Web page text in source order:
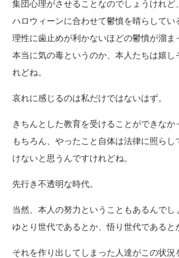
集団心理がさせることなのでしょうけれど、
ハロウィーンに合わせて鬱憤を晴らしてい
理性に歯止めが利かないほどの鬱憤が溜ま
本当に気の毒というのか、本人たちは嬉し
れどね。
哀れに感じるのは私だけではないはず。
きちんとした教育を受けることができなか
もちろん、やったこと自体は法律に照ら
けないと思うんですけれどね。
先行き不透明な時代。
当然、本人の努力ということもあるんでし
ゆとり世代であるとか、悟り世代であると
それを作り出してしまった人達がこの状況